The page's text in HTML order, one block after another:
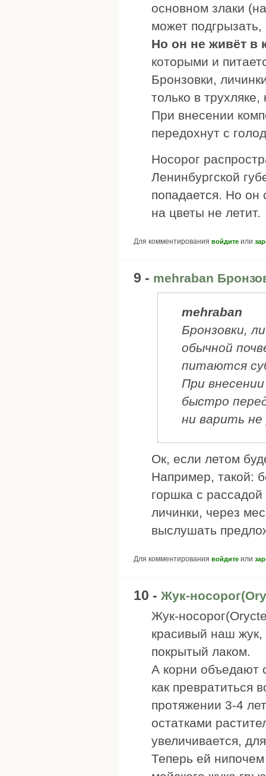
основном злаки
может
Но он не живёт в
которыми и
Бронзовки,
только в
При внесении
передохнут с
Носорог
Ленинбургской
попадается. Но он
на цветы не летит.
Для комментирования войдите или
9 - mehraban
mehraban
Бронзовки,
обычной
питаются
При
быстро
ни варить
Ок, если летом
Например, такой:
горшка с
личинки, через
выслушать
Для комментирования войдите или
10 - Жук-
Жук-
красивый наш
покрытый лаком.
А корни объедают
как превратиться
протяжении 3-4
остатками
увеличивается,
Теперь ей